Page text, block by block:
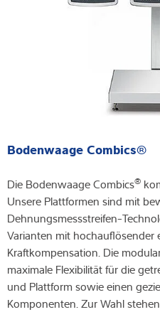
Bodenwaage Combics®
Die Bodenwaage Combics®
Unsere Plattformen sind mit
Dehnungsmessstreifen-
Varianten mit hochauflösender
Kraftkompensation. Die
maximale Flexibilität für die
und Plattform sowie einen
Komponenten. Zur Wahl